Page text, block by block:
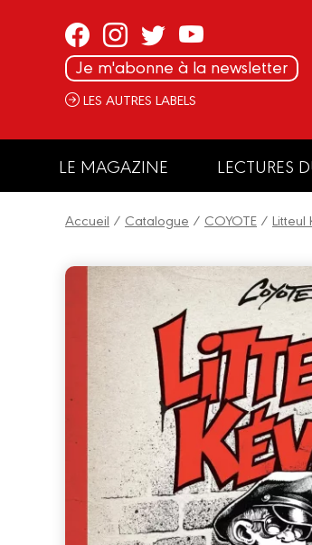
Je m'abonne à la newsletter
LES AUTRES LABELS
LE MAGAZINE LECTURES
Accueil / Catalogue / COYOTE / Litteul